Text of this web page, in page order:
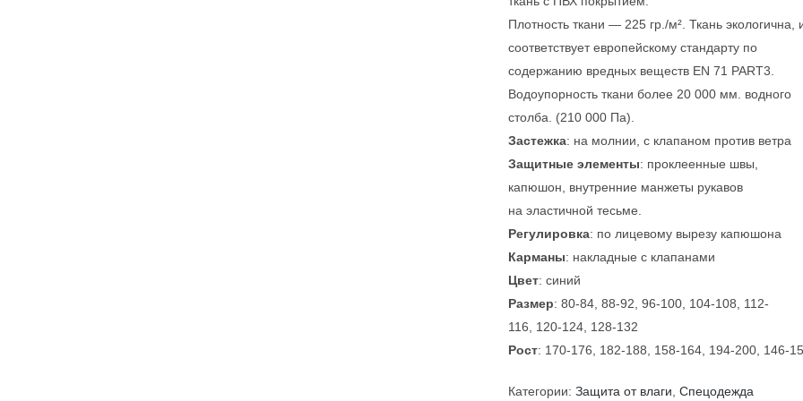
Плотность ткани — 225 гр./м². Ткань экологична,
соответствует европейскому стандарту по
содержанию вредных веществ EN 71 PART3.
Водоупорность ткани более 20 000 мм. водного
столба. (210 000 Па).
Застежка: на молнии, с клапаном против ветра
Защитные элементы: проклеенные швы,
капюшон, внутренние манжеты рукавов
на эластичной тесьме.
Регулировка: по лицевому вырезу капюшона
Карманы: накладные с клапанами
Цвет: синий
Размер: 80-84, 88-92, 96-100, 104-108, 112-
116, 120-124, 128-132
Рост: 170-176, 182-188, 158-164, 194-200, 146-
Категории: Защита от влаги Спецодежда